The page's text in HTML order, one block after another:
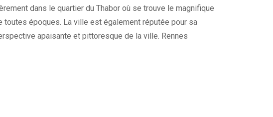
dans le quartier du Thabor où se trouve le magnifique
toutes époques. La ville est également réputée pour sa
apaisante et pittoresque de la ville. Rennes